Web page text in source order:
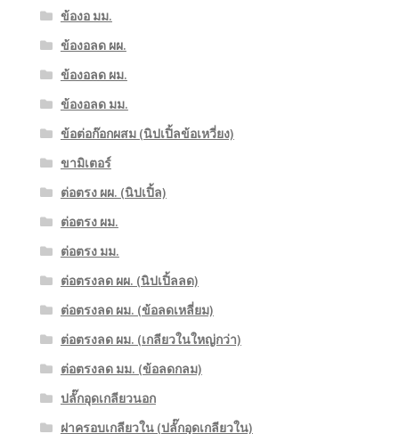
ข้องอ มม.
ข้องอลด ผผ.
ข้องอลด ผม.
ข้องอลด มม.
ข้อต่อก๊อกผสม (นิปเปิ้ลข้อเหวี่ยง)
ขามิเตอร์
ต่อตรง ผผ. (นิปเปิ้ล)
ต่อตรง ผม.
ต่อตรง มม.
ต่อตรงลด ผผ. (นิปเปิ้ลลด)
ต่อตรงลด ผม. (ข้อลดเหลี่ยม)
ต่อตรงลด ผม. (เกลียวในใหญ่กว่า)
ต่อตรงลด มม. (ข้อลดกลม)
ปลั๊กอุดเกลียวนอก
ฝาครอบเกลียวใน (ปลั๊กอุดเกลียวใน)